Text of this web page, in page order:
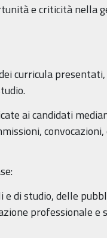
e criticità nella
curricula
ai candidati
convocazioni,
di studio, delle
professionale e